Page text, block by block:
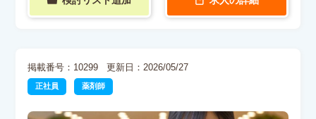
掲載番号：10299 更新日：2026/05/27
正社員 薬剤師